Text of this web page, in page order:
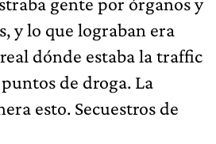
y lo que lograban era
dónde estaba la traffic
de droga. La
esto. Secuestros de